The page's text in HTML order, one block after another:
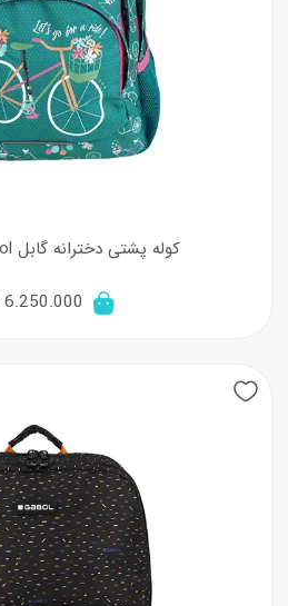
کوله پشتی دخترانه گابل Gabol مدل Fiori
6.250.000